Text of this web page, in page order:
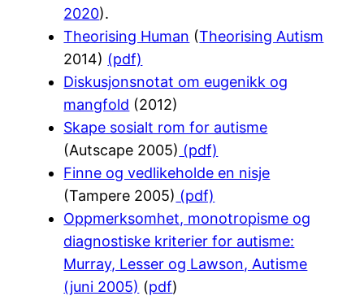
2020).
Theorising Human (Theorising Autism
2014) (pdf)
Diskusjonsnotat om eugenikk og
mangfold (2012)
Skape sosialt rom for autisme
(Autscape 2005) (pdf)
Finne og vedlikeholde en nisje
(Tampere 2005) (pdf)
Oppmerksomhet, monotropisme og
diagnostiske kriterier for autisme:
Murray, Lesser og Lawson, Autisme
(juni 2005) (pdf)